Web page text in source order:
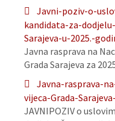
Javni-poziv-o-
kandidata-za-
Sarajeva-u-2025.-
Javna rasprava na
Grada Sarajeva za
Javna-rasprava-
vijeca-Grada-
JAVNIPOZIV o